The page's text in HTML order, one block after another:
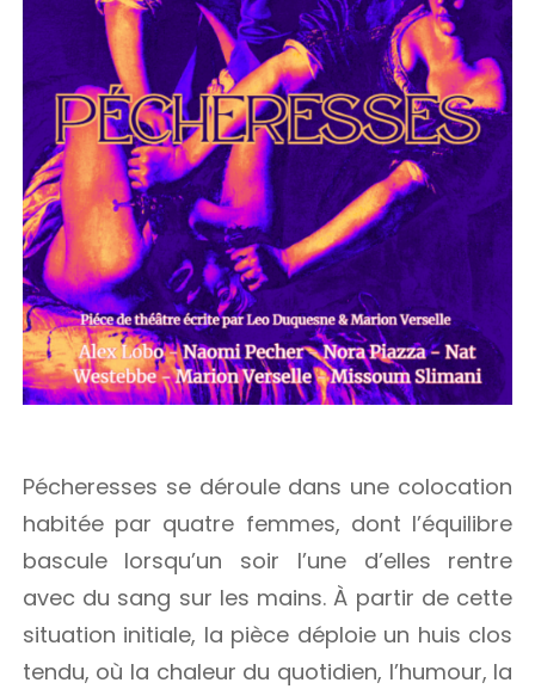
Pécheresses se déroule dans une colocation
habitée par quatre femmes, dont l’équilibre
bascule lorsqu’un soir l’une d’elles rentre
avec du sang sur les mains. À partir de cette
situation initiale, la pièce déploie un huis clos
tendu, où la chaleur du quotidien, l’humour, la